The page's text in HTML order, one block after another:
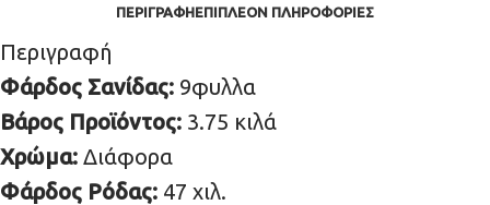
ΠΕΡΙΓΡΑΦΉΕΠΙΠΛΈΟΝ ΠΛΗΡΟΦΟΡΊΕΣ
Περιγραφή
Φάρδος Σανίδας: 9φυλλα
Βάρος Προϊόντος: 3.75 κιλά
Χρώμα: Διάφορα
Φάρδος Ρόδας: 47 χιλ.